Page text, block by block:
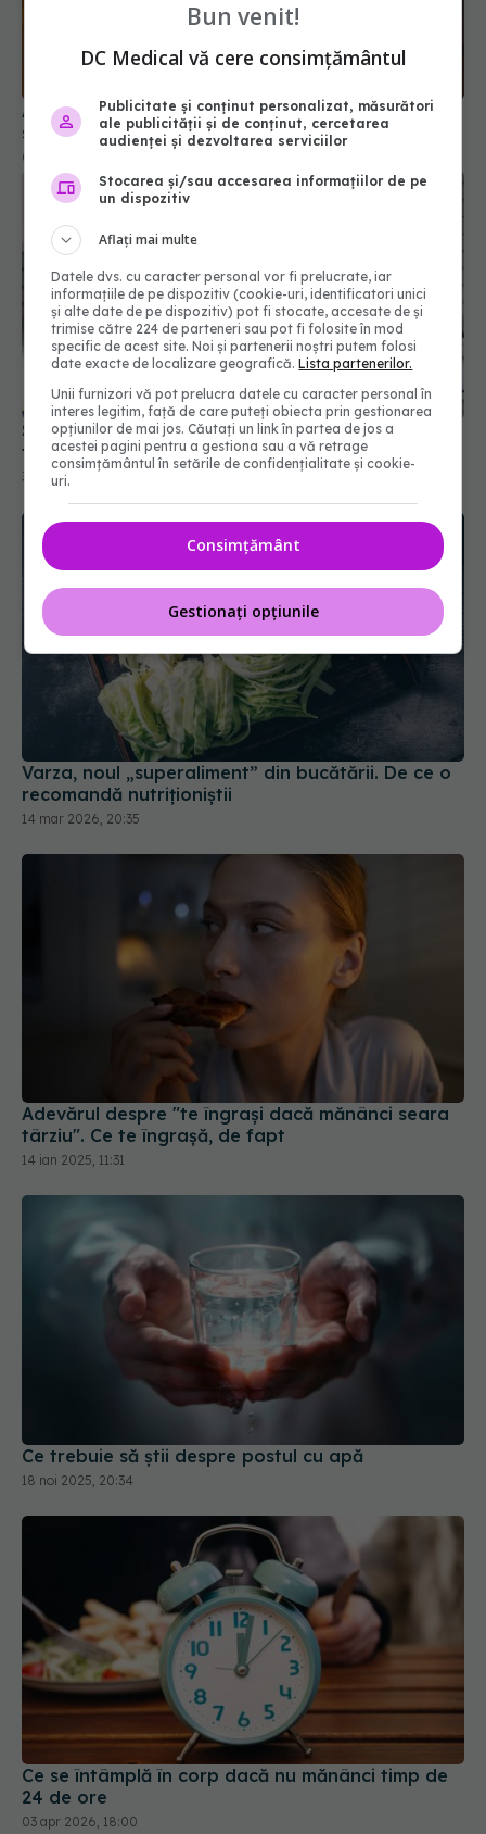
Alimentele care reduc inflamația în două
săptămâni. Medicii le recomandă
Studiu despre dieta ketogenică: efecte asupra
ficatului și glicemiei
31 ian 2026, 17:30
Varza, noul „superaliment” din bucătării. De ce o
recomandă nutriționiștii
14 mar 2026, 20:35
Adevărul despre "te îngrași dacă mănânci seara
târziu". Ce te îngrașă, de fapt
Ce trebuie să știi despre postul cu apă
Ce se întâmplă în corp dacă nu mănânci timp de
24 de ore
03 apr 2026, 18:00
Bun venit!
DC Medical vă cere consimțământul
Publicitate și conținut personalizat, măsurători
ale publicității și de conținut, cercetarea
audienței și dezvoltarea serviciilor
Stocarea și/sau accesarea informațiilor de pe
un dispozitiv
Aflați mai multe
Datele dvs. cu caracter personal vor fi prelucrate, iar
informațiile de pe dispozitiv (cookie-uri, identificatori unici
și alte date de pe dispozitiv) pot fi stocate, accesate de și
trimise către 224 de parteneri sau pot fi folosite în mod
specific de acest site. Noi și partenerii noștri putem folosi
date exacte de localizare geografică.Lista partenerilor.
Unii furnizori vă pot prelucra datele cu caracter personal în
interes legitim, față de care puteți obiecta prin gestionarea
opțiunilor de mai jos. Căutați un link în partea de jos a
acestei pagini pentru a gestiona sau a vă retrage
consimțământul în setările de confidențialitate și cookie-
uri.
Consimțământ
Gestionați opțiunile